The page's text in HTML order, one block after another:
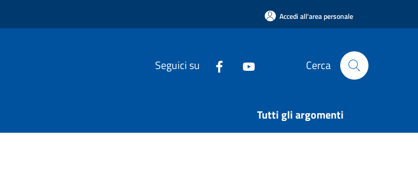
Accedi all'area personale
Seguici su Cerca
Tutti gli argomenti